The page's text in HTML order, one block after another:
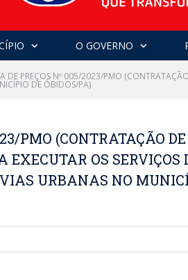
O GOVERNO
DE PREÇOS Nº 005/2023/PMO
DE ÓBIDOS/PA)
PMO (CONTRATAÇÃO
OS SERVIÇOS
URBANAS NO